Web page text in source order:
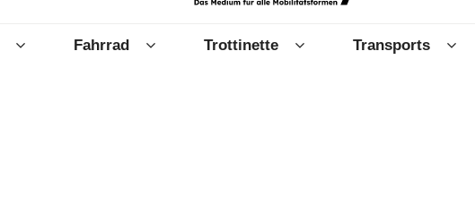
Fahrrad Trottinette Transports